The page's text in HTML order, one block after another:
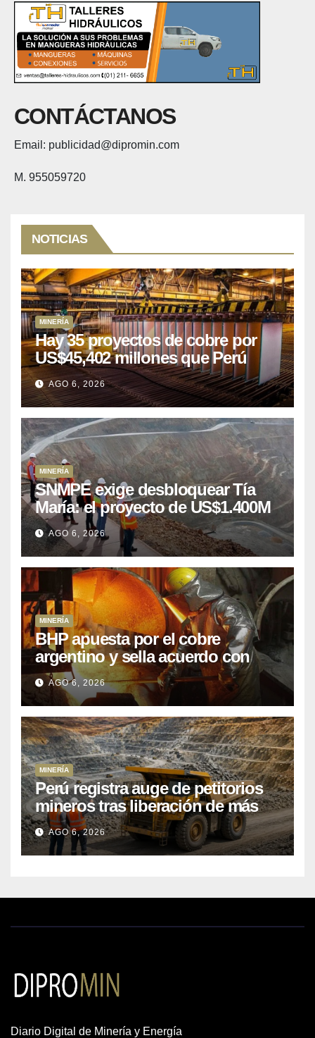
CONTÁCTANOS
Email: publicidad@dipromin.com
M. 955059720
NOTICIAS
MINERÍA
Hay 35 proyectos de cobre por
US$45,402 millones que Perú
puede aprovechar
AGO 6, 2026
MINERÍA
SNMPE exige desbloquear Tía
María: el proyecto de US$1.400M
que Perú lleva 15 años
posponiendo
AGO 6, 2026
MINERÍA
BHP apuesta por el cobre
argentino y sella acuerdo con
Kobrea para siete proyecto
AGO 6, 2026
MINERÍA
Perú registra auge de petitorios
mineros tras liberación de más
de mil concesiones para explorar
cobre y oro
AGO 6, 2026
Diario Digital de Minería y Energía